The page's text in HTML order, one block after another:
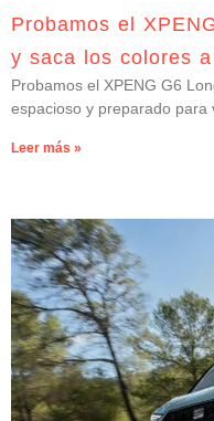
Probamos el
y saca los colores a
Probamos el XPENG G6
espacioso y preparado para
Leer más »